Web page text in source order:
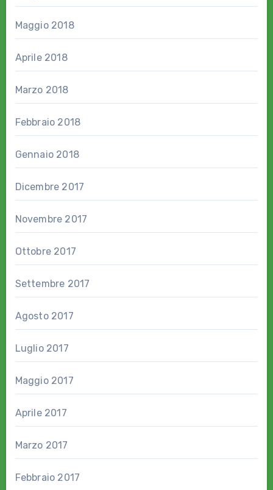
Maggio 2018
Aprile 2018
Marzo 2018
Febbraio 2018
Gennaio 2018
Dicembre 2017
Novembre 2017
Ottobre 2017
Settembre 2017
Agosto 2017
Luglio 2017
Maggio 2017
Aprile 2017
Marzo 2017
Febbraio 2017